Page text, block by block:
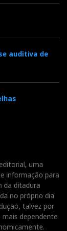
pela
é um
Fogo, de
batuta de
as madeiras
ferir, os
auditiva de
uma
informação para
da ditadura
no próprio dia
talvez por
dependente